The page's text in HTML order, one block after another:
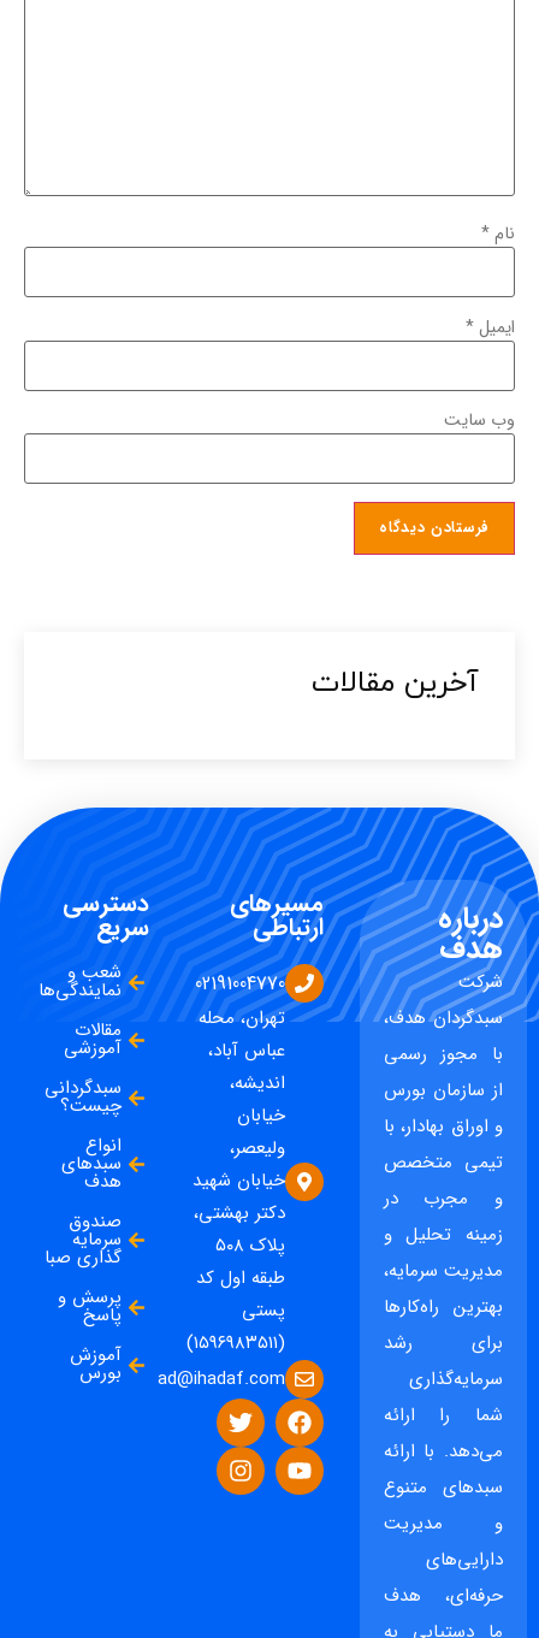
نام*
ایمیل*
وب‌ سایت
آخرین مقالات​
درباره
هدف
شرکت
سبدگردان هدف،
با مجوز رسمی
از سازمان بورس
و اوراق بهادار، با
تیمی متخصص
و مجرب در
زمینه تحلیل و
مدیریت سرمایه،
بهترین راه‌کارها
برای رشد
سرمایه‌گذاری
شما را ارائه
می‌دهد. با ارائه
سبدهای متنوع
و مدیریت
دارایی‌های
حرفه‌ای، هدف
ما دستیابی به
مسیرهای
ارتباطی
02191004770
تهران، محله
عباس آباد،
اندیشه،
خیابان
ولیعصر،
خیابان شهید
دکتر بهشتی،
پلاک ۵۰۸
طبقه اول کد
پستی
(۱۵۹۶۹۸۳۵۱۱)
ad@ihadaf.com
دسترسی
سریع
شعب و
نمایندگی‌ها
مقالات
آموزشی
سبدگردانی
چیست؟
انواع
سبدهای
هدف
صندوق
سرمایه
گذاری صبا
پرسش و
پاسخ
آموزش
بورس